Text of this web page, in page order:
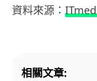
資料來源：
相關文章: